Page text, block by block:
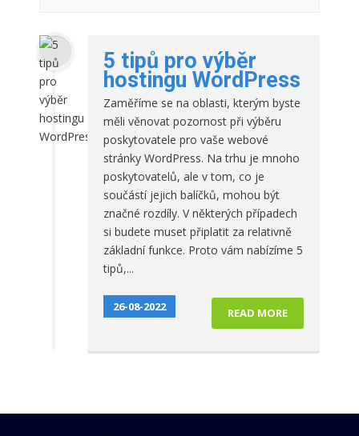
5 tipů pro výběr
hostingu WordPress
Zaměříme se na oblasti, kterým byste
měli věnovat pozornost při výběru
poskytovatele pro vaše webové
stránky WordPress. Na trhu je mnoho
poskytovatelů, ale v tom, co je
součástí jejich balíčků, mohou být
značné rozdíly. V některých případech
si budete muset připlatit za relativně
základní funkce. Proto vám nabízíme 5
tipů,...
READ MORE
26-08-2022